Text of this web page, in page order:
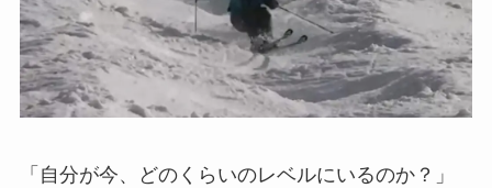
「自分が今、どのくらいのレベルにいるのか？」